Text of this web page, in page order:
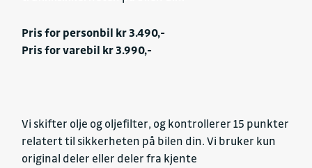
Pris for personbil kr 3.490,-
Pris for varebil kr 3.990,-
Vi skifter olje og oljefilter, og kontrollerer 15 punkter
relatert til sikkerheten på bilen din. Vi bruker kun
original deler eller deler fra kjente